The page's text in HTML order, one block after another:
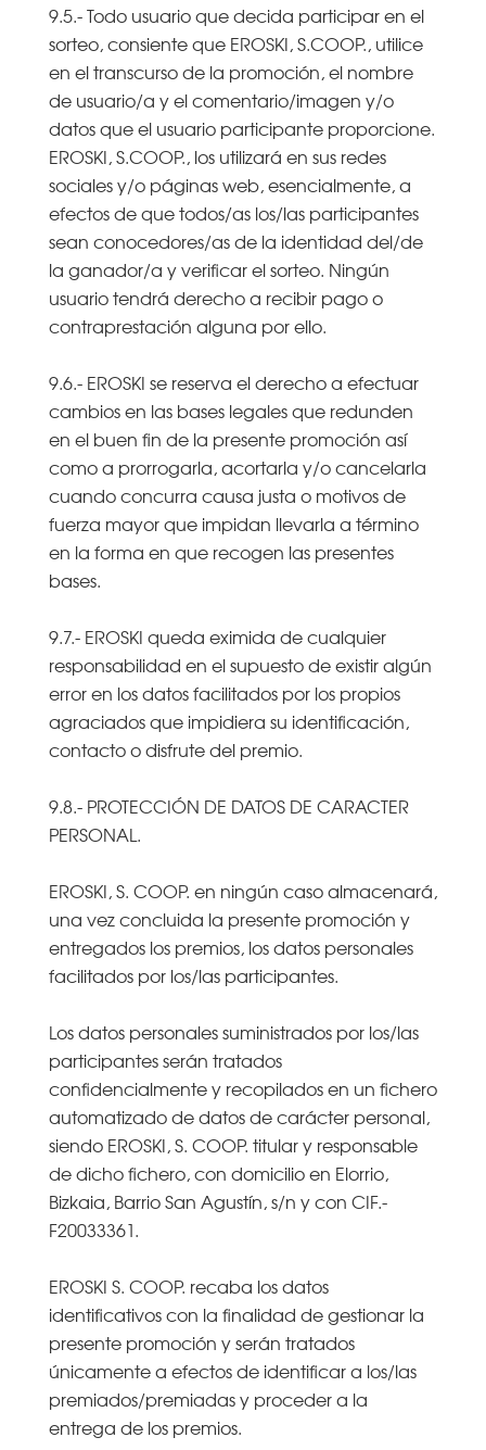
9.5.- Todo usuario que decida participar en el
sorteo, consiente que EROSKI, S.COOP., utilice
en el transcurso de la promoción, el nombre
de usuario/a y el comentario/imagen y/o
datos que el usuario participante proporcione.
EROSKI, S.COOP., los utilizará en sus redes
sociales y/o páginas web, esencialmente, a
efectos de que todos/as los/las participantes
sean conocedores/as de la identidad del/de
la ganador/a y verificar el sorteo. Ningún
usuario tendrá derecho a recibir pago o
contraprestación alguna por ello.
9.6.- EROSKI se reserva el derecho a efectuar
cambios en las bases legales que redunden
en el buen fin de la presente promoción así
como a prorrogarla, acortarla y/o cancelarla
cuando concurra causa justa o motivos de
fuerza mayor que impidan llevarla a término
en la forma en que recogen las presentes
bases.
9.7.- EROSKI queda eximida de cualquier
responsabilidad en el supuesto de existir algún
error en los datos facilitados por los propios
agraciados que impidiera su identificación,
contacto o disfrute del premio.
9.8.- PROTECCIÓN DE DATOS DE CARACTER
PERSONAL.
EROSKI, S. COOP. en ningún caso almacenará,
una vez concluida la presente promoción y
entregados los premios, los datos personales
facilitados por los/las participantes.
Los datos personales suministrados por los/las
participantes serán tratados
confidencialmente y recopilados en un fichero
automatizado de datos de carácter personal,
siendo EROSKI, S. COOP. titular y responsable
de dicho fichero, con domicilio en Elorrio,
Bizkaia, Barrio San Agustín, s/n y con CIF.-
F20033361.
EROSKI S. COOP. recaba los datos
identificativos con la finalidad de gestionar la
presente promoción y serán tratados
únicamente a efectos de identificar a los/las
premiados/premiadas y proceder a la
entrega de los premios.